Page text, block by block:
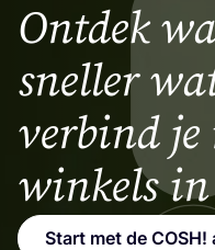
Ontdek
sneller
verbind je
winkels
Start met de